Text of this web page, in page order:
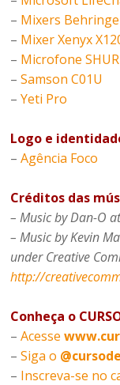
– Mixers
– Mixer Xenyx
– Microfone
–Samson C01U
–Yeti Pro
Logo e
–Agência Foco
Créditos das
– Music by Dan-O
– Music by Kevin
under Creative
http://
Conheça o
–Acesse
–Siga o
– Inscreva-se no